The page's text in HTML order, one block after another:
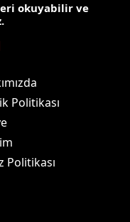
okuyabilir ve
Politikası
Politikası